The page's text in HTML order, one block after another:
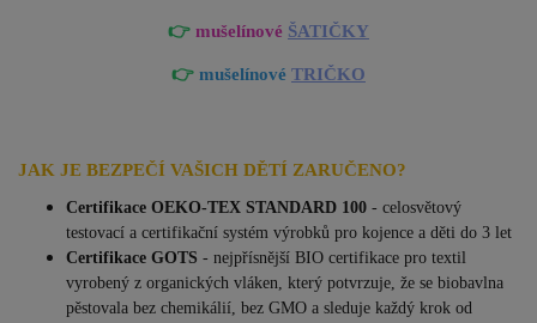
👉 mušelínové ŠATIČKY
👉 mušelínové TRIČKO
JAK JE BEZPEČÍ VAŠICH DĚTÍ ZARUČENO?
Certifikace OEKO-TEX STANDARD 100 - celosvětový
testovací a certifikační systém výrobků pro kojence a děti do 3 let
Certifikace GOTS - nejpřísnější BIO certifikace pro textil
vyrobený z organických vláken, který potvrzuje, že se biobavlna
pěstovala bez chemikálií, bez GMO a sleduje každý krok od